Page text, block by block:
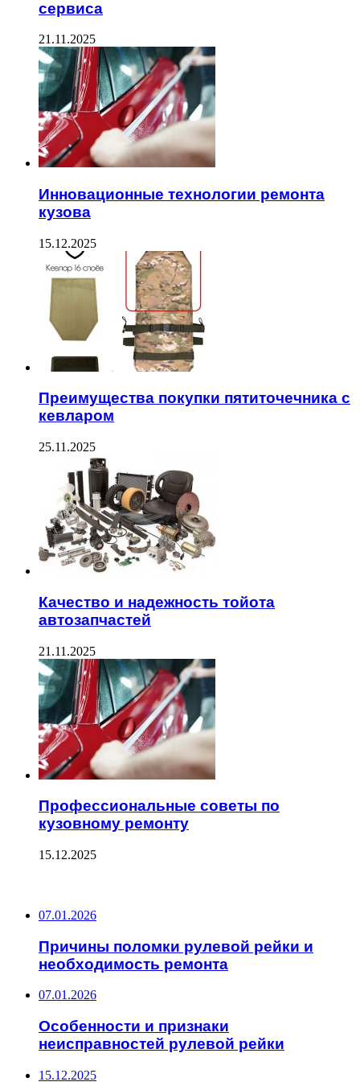
сервиса
21.11.2025
Инновационные технологии ремонта
кузова
15.12.2025
Преимущества покупки пятиточечника с
кевларом
25.11.2025
Качество и надежность тойота
автозапчастей
21.11.2025
Профессиональные советы по
кузовному ремонту
15.12.2025
07.01.2026
Причины поломки рулевой рейки и
необходимость ремонта
07.01.2026
Особенности и признаки
неисправностей рулевой рейки
15.12.2025